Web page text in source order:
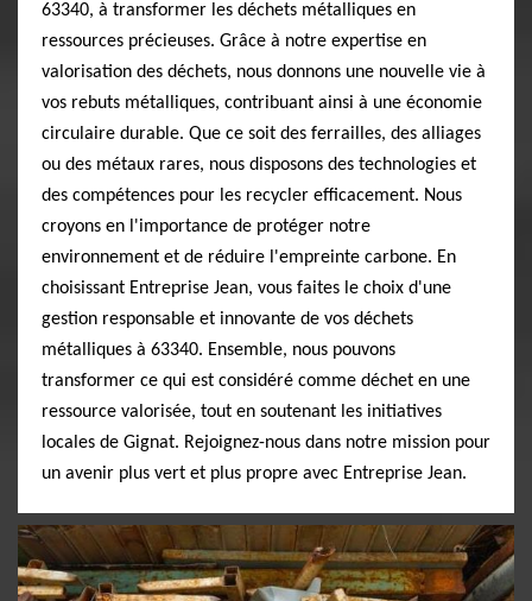
63340, à transformer les déchets métalliques en
ressources précieuses. Grâce à notre expertise en
valorisation des déchets, nous donnons une nouvelle vie à
vos rebuts métalliques, contribuant ainsi à une économie
circulaire durable. Que ce soit des ferrailles, des alliages
ou des métaux rares, nous disposons des technologies et
des compétences pour les recycler efficacement. Nous
croyons en l'importance de protéger notre
environnement et de réduire l'empreinte carbone. En
choisissant Entreprise Jean, vous faites le choix d'une
gestion responsable et innovante de vos déchets
métalliques à 63340. Ensemble, nous pouvons
transformer ce qui est considéré comme déchet en une
ressource valorisée, tout en soutenant les initiatives
locales de Gignat. Rejoignez-nous dans notre mission pour
un avenir plus vert et plus propre avec Entreprise Jean.